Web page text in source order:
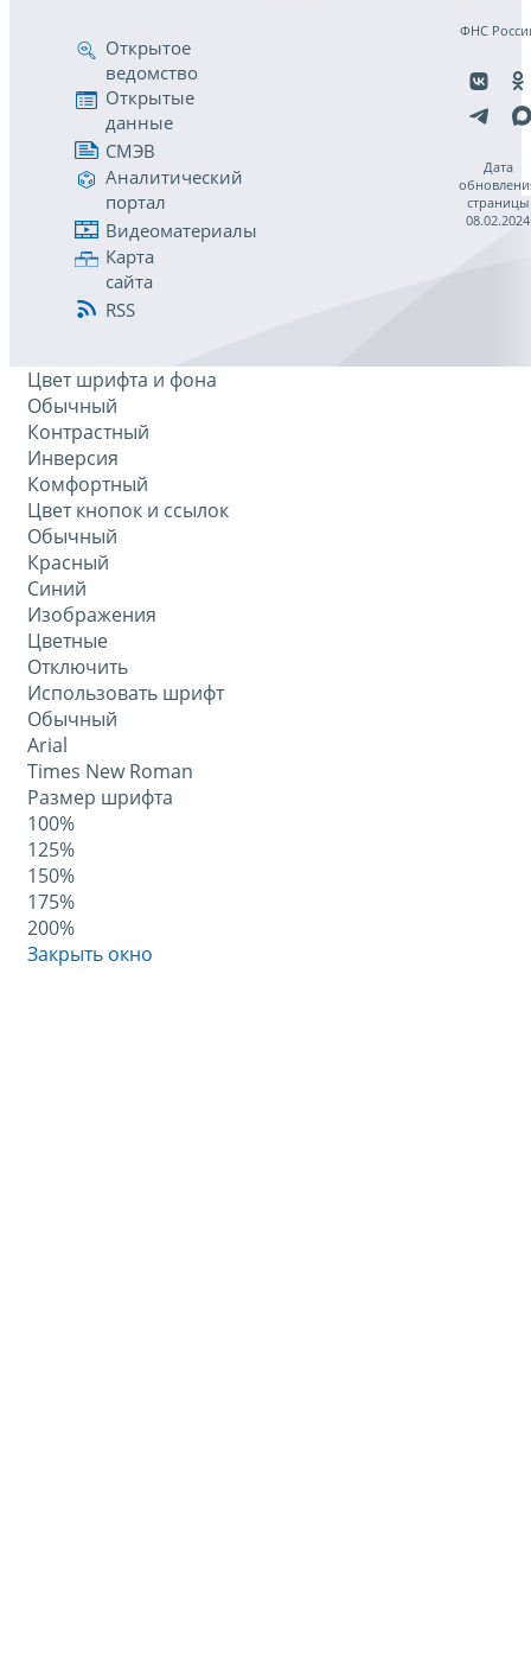
Открытое
ведомство
Открытые
данные
СМЭВ
Аналитический
портал
Видеоматериалы
Карта
сайта
RSS
ФНС
Дата
страницы
08.02.2024
Цвет шрифта и фона
Обычный
Контрастный
Инверсия
Комфортный
Цвет кнопок и ссылок
Обычный
Красный
Синий
Изображения
Цветные
Отключить
Использовать шрифт
Обычный
Arial
Times New Roman
Размер шрифта
100%
125%
150%
175%
200%
Закрыть окно